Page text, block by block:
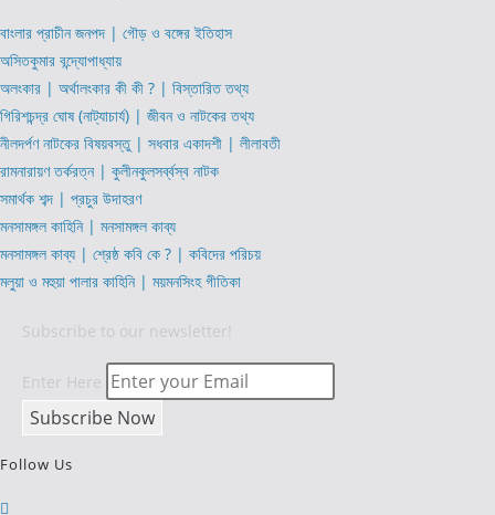
বাংলার প্রাচীন জনপদ | গৌড় ও বঙ্গের ইতিহাস
অসিতকুমার বন্দ্যোপাধ্যায়
অলংকার | অর্থালংকার কী কী ? | বিস্তারিত তথ্য
গিরিশচন্দ্র ঘোষ (নাট্যাচার্য) | জীবন ও নাটকের তথ্য
নীলদর্পণ নাটকের বিষয়বস্তু | সধবার একাদশী | লীলাবতী
রামনারায়ণ তর্করত্ন | কুলীনকুলসর্ব্বস্ব নাটক
সমার্থক শব্দ | প্রচুর উদাহরণ
মনসামঙ্গল কাহিনি | মনসামঙ্গল কাব্য
মনসামঙ্গল কাব্য | শ্রেষ্ঠ কবি কে ? | কবিদের পরিচয়
মলুয়া ও মহুয়া পালার কাহিনি | ময়মনসিংহ গীতিকা
Subscribe to our newsletter!
Enter Here
Follow Us